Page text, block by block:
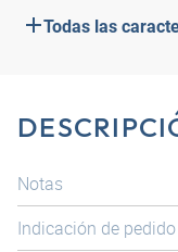
Todas las
Notas
Indicación de pedido